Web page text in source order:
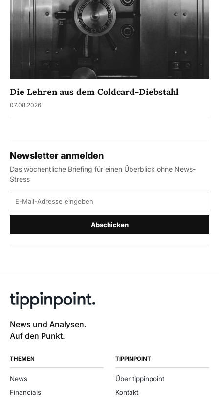
Die Lehren aus dem Coldcard-Diebstahl
07.08.2026
Newsletter anmelden
Das wöchentliche Briefing für einen Überblick ohne News-
Stress
E-Mail-Adresse
Abschicken
News und Analysen.
Auf den Punkt.
THEMEN
News
Financials
TIPPINPOINT
Über tippinpoint
Kontakt